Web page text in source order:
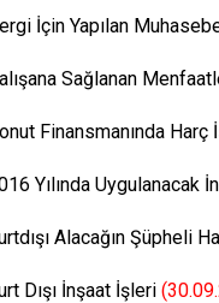
İçin Yapılan
Sağlanan
Finansmanında Harç
Yılında Uygulanacak
Alacağın Şüpheli
Dışı İnşaat İşleri